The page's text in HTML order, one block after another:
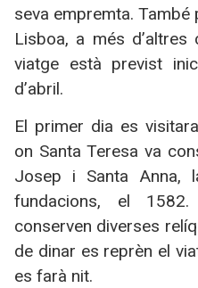
seva empremta.
Lisboa, a més
viatge està previst
d’abril.
El primer dia es
on Santa Teresa va
Josep i Santa Anna,
fundacions, el
conserven diverses
de dinar es reprèn el
es farà nit.